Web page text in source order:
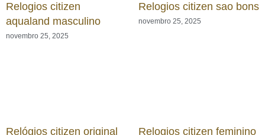
Relogios citizen
aqualand masculino
novembro 25, 2025
Relogios citizen sao bons
novembro 25, 2025
Relógios citizen original Relogios citizen feminino